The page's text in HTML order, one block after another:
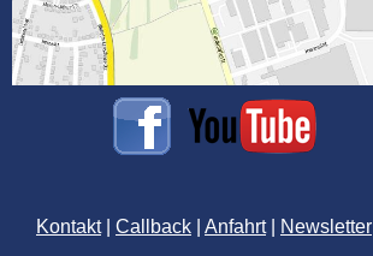
Kontakt| Callback Anfahrt|
Newsletter